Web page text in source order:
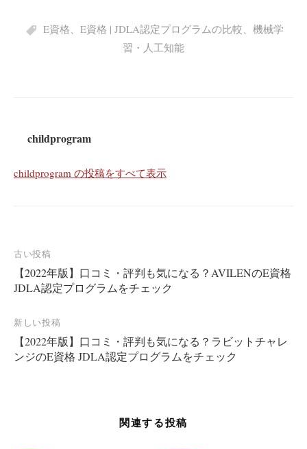
E資格、 E資格 | JDLA認定プログラムの比較、 機械学
習・人工知能
childprogram
childprogram の投稿をすべて表示
投
稿
ナ
ビ
ゲ
ー
古い投稿
【2022年版】口コミ・評判も気になる？AVILENのE資格
JDLA認定プログラムをチェック
新しい投稿
【2022年版】口コミ・評判も気になる？ラビットチャレ
ンジのE資格 JDLA認定プログラムをチェック
関連する投稿